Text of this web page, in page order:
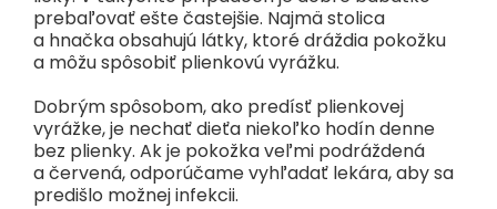
prebaľovať ešte častejšie. Najmä stolica
a hnačka obsahujú látky, ktoré dráždia pokožku
a môžu spôsobiť plienkovú vyrážku.
Dobrým spôsobom, ako predísť plienkovej
vyrážke, je nechať dieťa niekoľko hodín denne
bez plienky. Ak je pokožka veľmi podráždená
a červená, odporúčame vyhľadať lekára, aby sa
predišlo možnej infekcii.